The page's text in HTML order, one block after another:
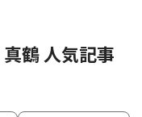
鶴 人気記事